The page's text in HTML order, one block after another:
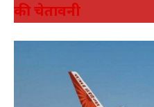
की चेतावनी